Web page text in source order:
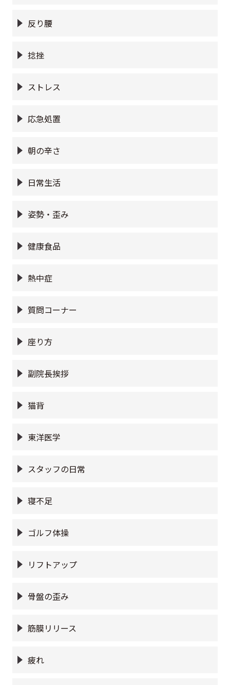
反り腰
捻挫
ストレス
応急処置
朝の辛さ
日常生活
姿勢・歪み
健康食品
熱中症
質問コーナー
座り方
副院長挨拶
猫背
東洋医学
スタッフの日常
寝不足
ゴルフ体操
リフトアップ
骨盤の歪み
筋膜リリース
疲れ